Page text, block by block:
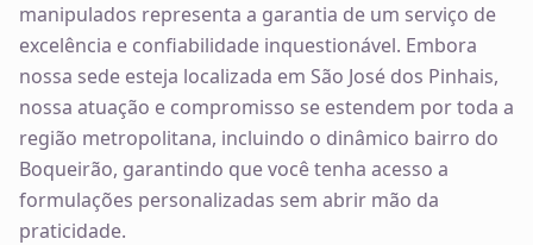
manipulados representa a garantia de um serviço de
excelência e confiabilidade inquestionável. Embora
nossa sede esteja localizada em São José dos Pinhais,
nossa atuação e compromisso se estendem por toda a
região metropolitana, incluindo o dinâmico bairro do
Boqueirão, garantindo que você tenha acesso a
formulações personalizadas sem abrir mão da
praticidade.